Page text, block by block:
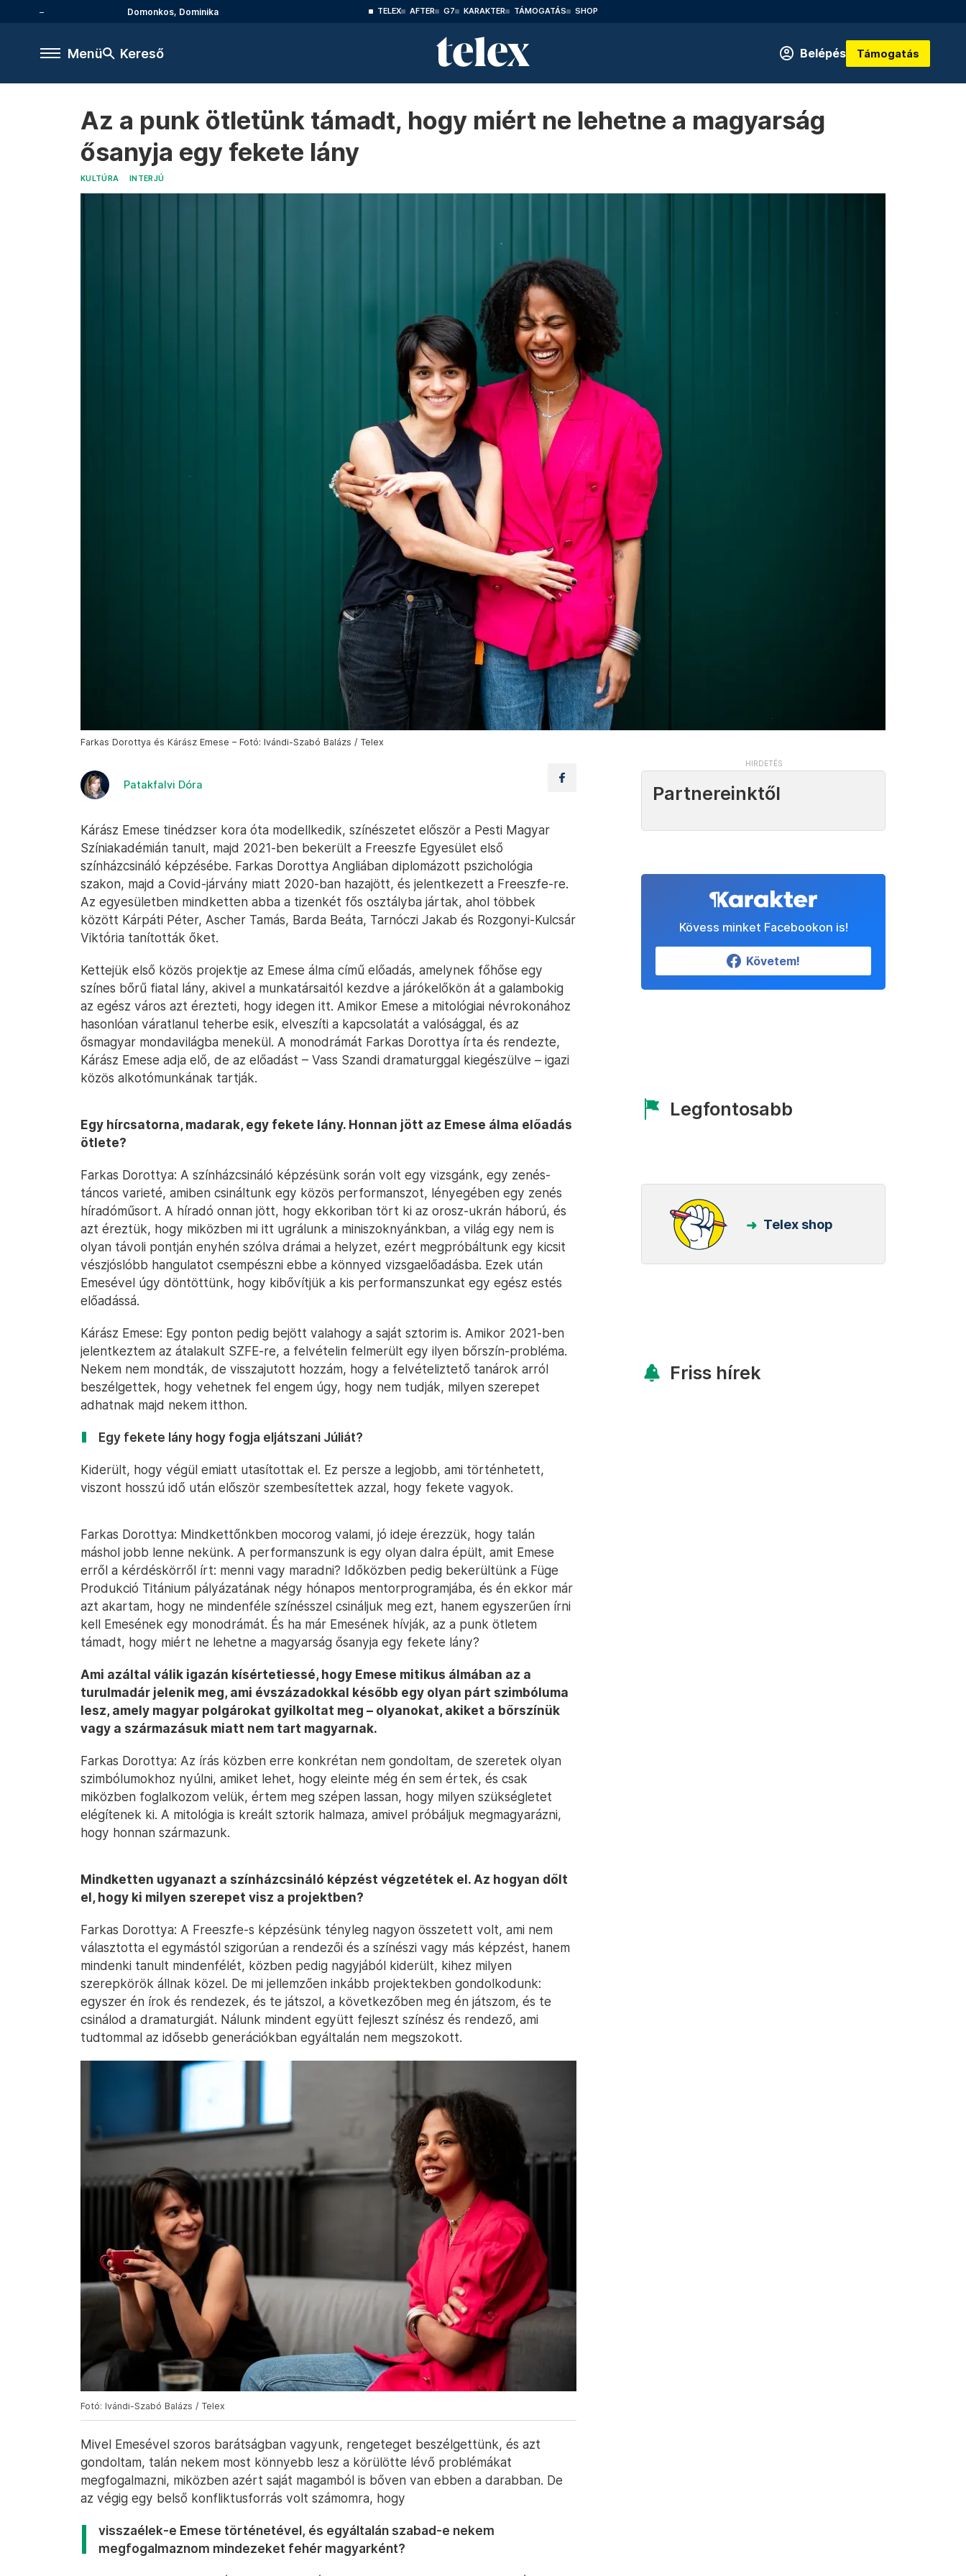
Domonkos, Dominika TELEX AFTER G7 KARAKTER TÁMOGATÁS SHOP
Menü Kereső Belépés Támogatás
Az a punk ötletünk támadt, hogy miért ne lehetne a magyarság
ősanyja egy fekete lány
KULTÚRA INTERJÚ
Farkas Dorottya és Kárász Emese – Fotó: Ivándi-Szabó Balázs / Telex
Patakfalvi Dóra
Kárász Emese tinédzser kora óta modellkedik, színészetet először a Pesti Magyar
Színiakadémián tanult, majd 2021-ben bekerült a Freeszfe Egyesület első
színházcsináló képzésébe. Farkas Dorottya Angliában diplomázott pszichológia
szakon, majd a Covid-járvány miatt 2020-ban hazajött, és jelentkezett a Freeszfe-re.
Az egyesületben mindketten abba a tizenkét fős osztályba jártak, ahol többek
között Kárpáti Péter, Ascher Tamás, Barda Beáta, Tarnóczi Jakab és Rozgonyi-Kulcsár
Viktória tanították őket.
Kettejük első közös projektje az Emese álma című előadás, amelynek főhőse egy
színes bőrű fiatal lány, akivel a munkatársaitól kezdve a járókelőkön át a galambokig
az egész város azt érezteti, hogy idegen itt. Amikor Emese a mitológiai névrokonához
hasonlóan váratlanul teherbe esik, elveszíti a kapcsolatát a valósággal, és az
ősmagyar mondavilágba menekül. A monodrámát Farkas Dorottya írta és rendezte,
Kárász Emese adja elő, de az előadást – Vass Szandi dramaturggal kiegészülve – igazi
közös alkotómunkának tartják.
Egy hírcsatorna, madarak, egy fekete lány. Honnan jött az Emese álma előadás
ötlete?
Farkas Dorottya: A színházcsináló képzésünk során volt egy vizsgánk, egy zenés-
táncos varieté, amiben csináltunk egy közös performanszot, lényegében egy zenés
híradóműsort. A híradó onnan jött, hogy ekkoriban tört ki az orosz-ukrán háború, és
azt éreztük, hogy miközben mi itt ugrálunk a miniszoknyánkban, a világ egy nem is
olyan távoli pontján enyhén szólva drámai a helyzet, ezért megpróbáltunk egy kicsit
vészjóslóbb hangulatot csempészni ebbe a könnyed vizsgaelőadásba. Ezek után
Emesével úgy döntöttünk, hogy kibővítjük a kis performanszunkat egy egész estés
előadássá.
Kárász Emese: Egy ponton pedig bejött valahogy a saját sztorim is. Amikor 2021-ben
jelentkeztem az átalakult SZFE-re, a felvételin felmerült egy ilyen bőrszín-probléma.
Nekem nem mondták, de visszajutott hozzám, hogy a felvételiztető tanárok arról
beszélgettek, hogy vehetnek fel engem úgy, hogy nem tudják, milyen szerepet
adhatnak majd nekem itthon.
Egy fekete lány hogy fogja eljátszani Júliát?
Kiderült, hogy végül emiatt utasítottak el. Ez persze a legjobb, ami történhetett,
viszont hosszú idő után először szembesítettek azzal, hogy fekete vagyok.
Farkas Dorottya: Mindkettőnkben mocorog valami, jó ideje érezzük, hogy talán
máshol jobb lenne nekünk. A performanszunk is egy olyan dalra épült, amit Emese
erről a kérdéskörről írt: menni vagy maradni? Időközben pedig bekerültünk a Füge
Produkció Titánium pályázatának négy hónapos mentorprogramjába, és én ekkor már
azt akartam, hogy ne mindenféle színésszel csináljuk meg ezt, hanem egyszerűen írni
kell Emesének egy monodrámát. És ha már Emesének hívják, az a punk ötletem
támadt, hogy miért ne lehetne a magyarság ősanyja egy fekete lány?
Ami azáltal válik igazán kísértetiessé, hogy Emese mitikus álmában az a
turulmadár jelenik meg, ami évszázadokkal később egy olyan párt szimbóluma
lesz, amely magyar polgárokat gyilkoltat meg – olyanokat, akiket a bőrszínük
vagy a származásuk miatt nem tart magyarnak.
Farkas Dorottya: Az írás közben erre konkrétan nem gondoltam, de szeretek olyan
szimbólumokhoz nyúlni, amiket lehet, hogy eleinte még én sem értek, és csak
miközben foglalkozom velük, értem meg szépen lassan, hogy milyen szükségletet
elégítenek ki. A mitológia is kreált sztorik halmaza, amivel próbáljuk megmagyarázni,
hogy honnan származunk.
Mindketten ugyanazt a színházcsináló képzést végzetétek el. Az hogyan dőlt
el, hogy ki milyen szerepet visz a projektben?
Farkas Dorottya: A Freeszfe-s képzésünk tényleg nagyon összetett volt, ami nem
választotta el egymástól szigorúan a rendezői és a színészi vagy más képzést, hanem
mindenki tanult mindenfélét, közben pedig nagyjából kiderült, kihez milyen
szerepkörök állnak közel. De mi jellemzően inkább projektekben gondolkodunk:
egyszer én írok és rendezek, és te játszol, a következőben meg én játszom, és te
csinálod a dramaturgiát. Nálunk mindent együtt fejleszt színész és rendező, ami
tudtommal az idősebb generációkban egyáltalán nem megszokott.
Fotó: Ivándi-Szabó Balázs / Telex
Mivel Emesével szoros barátságban vagyunk, rengeteget beszélgettünk, és azt
gondoltam, talán nekem most könnyebb lesz a körülötte lévő problémákat
megfogalmazni, miközben azért saját magamból is bőven van ebben a darabban. De
az végig egy belső konfliktusforrás volt számomra, hogy
visszaélek-e Emese történetével, és egyáltalán szabad-e nekem
megfogalmaznom mindezeket fehér magyarként?
Partnereinktől
Kövess minket Facebookon is!
Követem!
Legfontosabb
Telex shop
Friss hírek